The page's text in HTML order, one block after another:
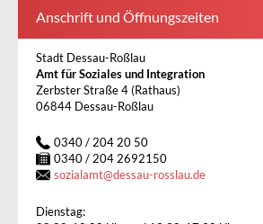
Anschrift und Öffnungszeiten
Stadt Dessau-Roßlau
Amt für Soziales und Integration
Zerbster Straße 4 (Rathaus)
06844 Dessau-Roßlau
0340 / 204 20 50
0340 / 204 2692150
sozialamt@dessau-rosslau.de
Dienstag: